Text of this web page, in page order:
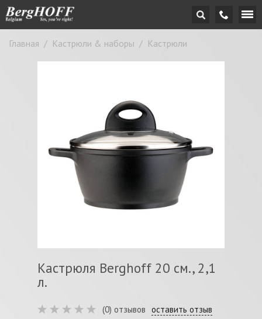
Главная / Кастрюли & наборы / Кастрюли
Кастрюля Berghoff 20 см., 2,1
л.
(0) отзывов оставить отзыв